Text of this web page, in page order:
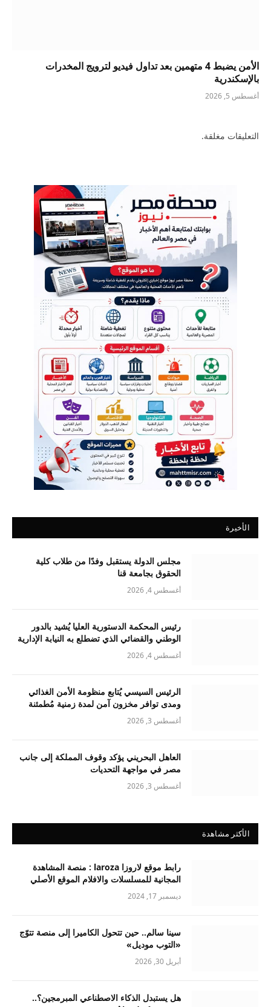
الأمن يضبط 4 متهمين بعد تداول فيديو لترويج المخدرات
بالإسكندرية
أغسطس 5, 2026
التعليقات مغلقة.
الأخيرة
مجلس الدولة يستقبل وفدًا من طلاب كلية
الحقوق بجامعة قنا
أغسطس 4, 2026
رئيس المحكمة الدستورية العليا يُشيد بالدور
الوطني والقضائي الذي تضطلع به النيابة الإدارية
أغسطس 4, 2026
الرئيس السيسي يُتابع منظومة الأمن الغذائي
ومدى توافر مخزون آمن لمدة زمنية مُطمئنة
أغسطس 3, 2026
العاهل البحريني يؤكد وقوف المملكة إلى جانب
مصر في مواجهة التحديات
أغسطس 3, 2026
الأكثر مشاهدة
رابط موقع لاروزا laroza : منصة المشاهدة
المجانية للمسلسلات والافلام الموقع الأصلي
ديسمبر 17, 2024
سينا سالم.. حين تتحول الكاميرا إلى منصة تتوّج
«التوب موديل»
أبريل 30, 2026
هل يستبدل الذكاء الاصطناعي المبرمجين؟..